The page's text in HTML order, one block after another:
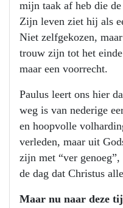
mijn taak af heb die
Zijn leven ziet hij als
Niet zelfgekozen,
trouw zijn tot het
maar een voorrecht.
Paulus leert ons hier
weg is van nederige
en hoopvolle
verleden, maar uit
zijn met “ver
de dag dat Christus
Maar nu naar deze